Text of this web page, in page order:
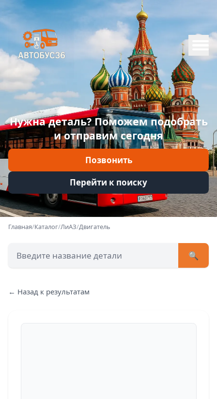
Нужна деталь? Поможем подобрать
и отправим сегодня
Позвонить
Перейти к поиску
Меню
Главная
Каталог
Марки
Информация
Главная/Каталог/ЛиАЗ/Двигатель
🔍
← Назад к результатам